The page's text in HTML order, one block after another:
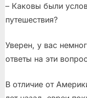
– Каковы были
путешествия?
Уверен, у вас
ответы на эти
В отличие от